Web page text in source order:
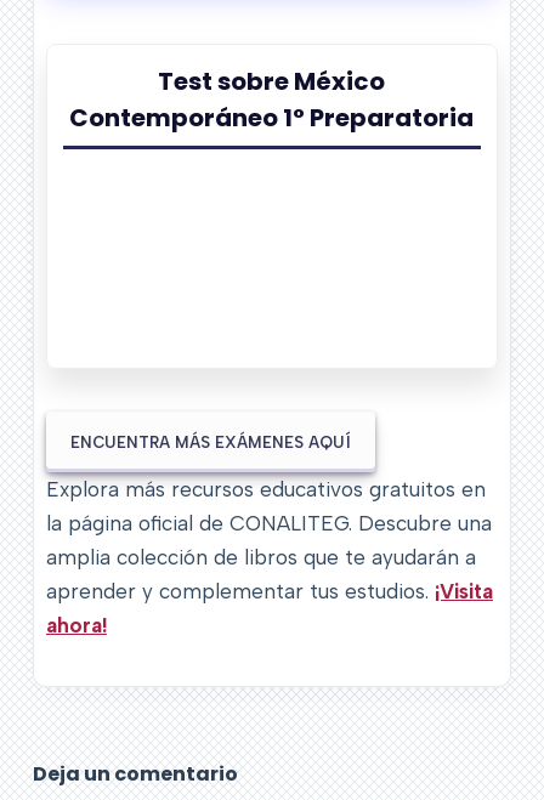
Test sobre México
Contemporáneo 1° Preparatoria
ENCUENTRA MÁS EXÁMENES AQUÍ
Explora más recursos educativos gratuitos en
la página oficial de CONALITEG. Descubre una
amplia colección de libros que te ayudarán a
aprender y complementar tus estudios. ¡Visita
ahora!
Deja un comentario